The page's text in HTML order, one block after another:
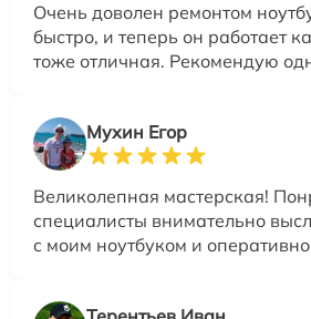
Очень доволен ремонтом
быстро, и теперь он работает
тоже отличная. Рекомендую
Мухин Егор
Великолепная мастерская!
специалисты внимательно
с моим ноутбуком и